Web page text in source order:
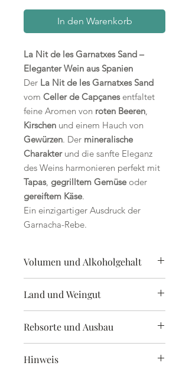
In den Warenkorb
La Nit de les Garnatxes Sand –
Eleganter Wein aus Spanien
Der La Nit de les Garnatxes Sand
vom Celler de Capçanesentfaltet
feine Aromen von roten Beeren,
Kirschen und einem Hauch von
Gewürzen. Der mineralische
Charakterund die sanfte Eleganz
des Weins harmonieren perfekt mit
Tapas, gegrilltem Gemüse oder
gereiftem Käse.
Ein einzigartiger Ausdruck der
Garnacha-Rebe.
Volumen und Alkoholgehalt
Land und Weingut
von Celler de Capcanes, R.E. 2161-T-
Capcanes
Rebsorte und Ausbau
Hinweis